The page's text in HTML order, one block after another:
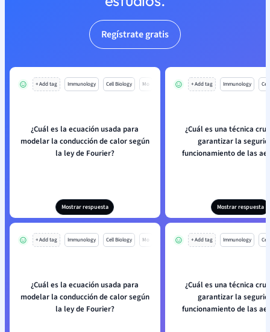
Regístrate gratis
+ Add tag Immunology Cell Biology Mo
¿Cuál es la ecuación usada para
modelar la conducción de calor según
la ley de Fourier?
Mostrar respuesta
+ Add tag Immunology
¿Cuál es una técnica
garantizar la
funcionamiento de las
Mostrar respuesta
+ Add tag Immunology Cell Biology Mo
¿Cuál es la ecuación usada para
modelar la conducción de calor según
la ley de Fourier?
+ Add tag Immunology
¿Cuál es una técnica
garantizar la
funcionamiento de las